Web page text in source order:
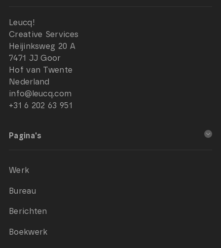
Leucq!
Creative Services
Heijinksweg 20 A
7471 JJ Goor
Hof van Twente
Nederland
info@leucq.com
+31 6 202 63 951
Pagina's
Werk
Bureau
Berichten
Boekwerk